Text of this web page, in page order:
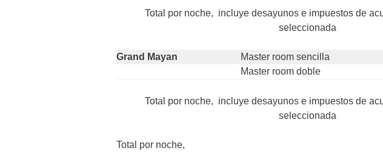
Total por noche, incluye desayunos e impuestos de
seleccionada
Grand Mayan Master room sencilla
Master room doble
Total por noche, incluye desayunos e impuestos de
seleccionada
Total por noche,